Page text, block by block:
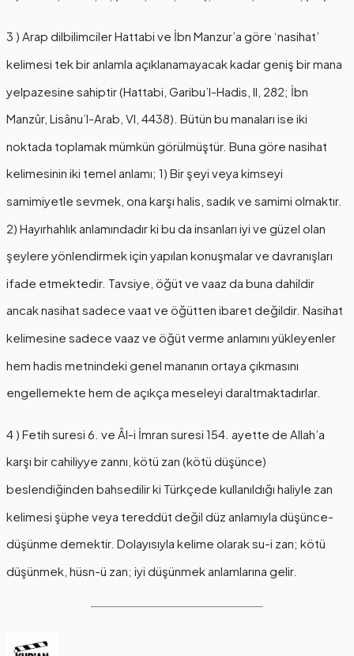
3 ) Arap dilbilimciler Hattabi ve İbn Manzur’a göre ‘nasihat’
kelimesi tek bir anlamla açıklanamayacak kadar geniş bir mana
yelpazesine sahiptir (Hattabi, Garibu’l-Hadis, II, 282; İbn
Manzûr, Lisânu’l-Arab, VI, 4438). Bütün bu manaları ise iki
noktada toplamak mümkün görülmüştür. Buna göre nasihat
kelimesinin iki temel anlamı; 1) Bir şeyi veya kimseyi
samimiyetle sevmek, ona karşı halis, sadık ve samimi olmaktır.
2) Hayırhahlık anlamındadır ki bu da insanları iyi ve güzel olan
şeylere yönlendirmek için yapılan konuşmalar ve davranışları
ifade etmektedir. Tavsiye, öğüt ve vaaz da buna dahildir
ancak nasihat sadece vaat ve öğütten ibaret değildir. Nasihat
kelimesine sadece vaaz ve öğüt verme anlamını yükleyenler
hem hadis metnindeki genel mananın ortaya çıkmasını
engellemekte hem de açıkça meseleyi daraltmaktadırlar.
4 ) Fetih suresi 6. ve Âl-i İmran suresi 154. ayette de Allah’a
karşı bir cahiliyye zannı, kötü zan (kötü düşünce)
beslendiğinden bahsedilir ki Türkçede kullanıldığı haliyle zan
kelimesi şüphe veya tereddüt değil düz anlamıyla düşünce-
düşünme demektir. Dolayısıyla kelime olarak su-i zan; kötü
düşünmek, hüsn-ü zan; iyi düşünmek anlamlarına gelir.